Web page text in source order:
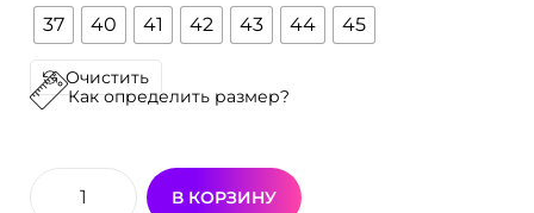
37 40 41 42 43 44 45
Очистить
Как определить размер?
В КОРЗИНУ